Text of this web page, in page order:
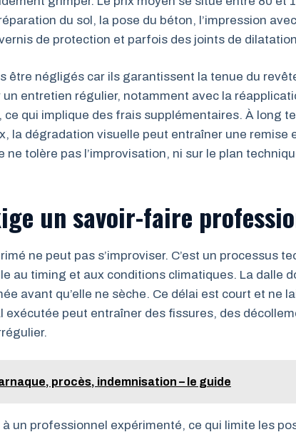
du sol, la pose du béton, l’impression
de protection et parfois des joints de
être négligés car ils garantissent la tenue du
entretien régulier, notamment avec la
ce qui implique des frais supplémentaires. À long
la dégradation visuelle peut entraîner une remise
tolère pas l’improvisation, ni sur le plan
un savoir-faire
ne peut pas s’improviser. C’est un processus
au timing et aux conditions climatiques. La dalle
avant qu’elle ne sèche. Ce délai est court et ne
exécutée peut entraîner des fissures, des
procès, indemnisation – le guide
un professionnel expérimenté, ce qui limite les